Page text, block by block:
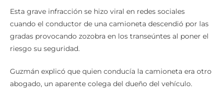
Esta grave infracción se hizo viral en redes sociales
cuando el conductor de una camioneta descendió por las
gradas provocando zozobra en los transeúntes al poner el
riesgo su seguridad.
Guzmán explicó que quien conducía la camioneta era otro
abogado, un aparente colega del dueño del vehículo.